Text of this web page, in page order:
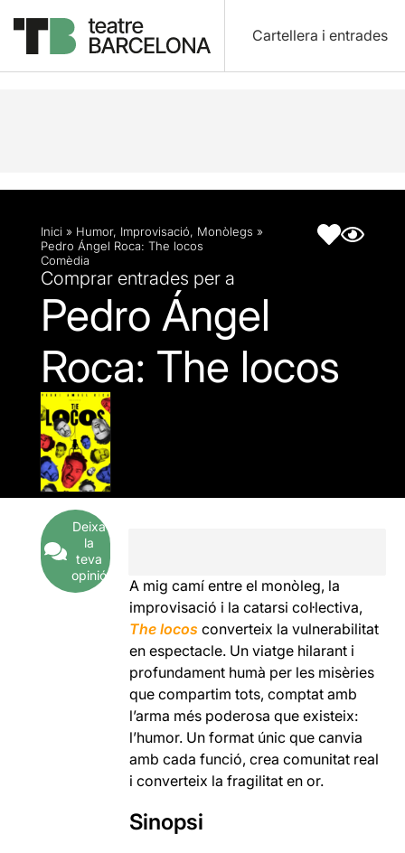
Cartellera i entrades
Descripció Fitxa artística
Inici » Humor, Improvisació, Monòlegs »
Pedro Ángel Roca: The locos
Comèdia
Comprar entrades per a
Pedro Ángel
Roca: The locos
Deixa
la
teva
opinió
A mig camí entre el monòleg, la
improvisació i la catarsi col·lectiva,
The locos converteix la vulnerabilitat
en espectacle. Un viatge hilarant i
profundament humà per les misèries
que compartim tots, comptat amb
l’arma més poderosa que existeix:
l’humor. Un format únic que canvia
amb cada funció, crea comunitat real
i converteix la fragilitat en or.
Sinopsi